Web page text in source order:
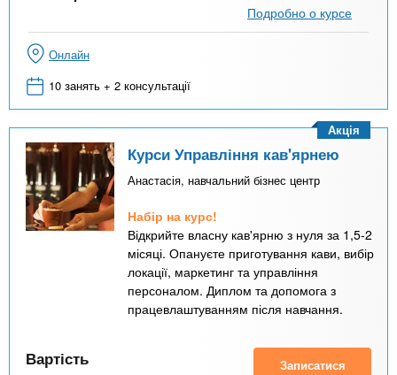
Подробно о курсе
Онлайн
10 занять + 2 консультації
Курси Управління кав'ярнею
Анастасія, навчальний бізнес центр
Набір на курс!
Відкрийте власну кав'ярню з нуля за 1,5-2
місяці. Опануєте приготування кави, вибір
локації, маркетинг та управління
персоналом. Диплом та допомога з
працевлаштуванням після навчання.
Акція
Вартість Записатися